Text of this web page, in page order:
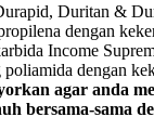
Duritan &
dengan
Income
dengan
agar anda
bersama-sama